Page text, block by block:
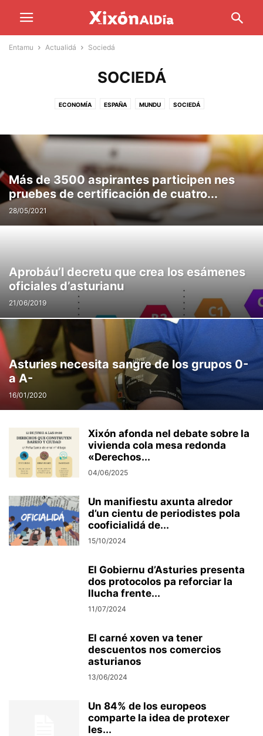
Entamu Actualidá Sociedá
SOCIEDÁ
ECONOMÍA ESPAÑA MUNDU SOCIEDÁ
Más de 3500 aspirantes participen nes
pruebes de certificación de cuatro...
28/05/2021
Aprobáu’l decretu que crea los esámenes
oficiales d’asturianu
21/06/2019
Asturies necesita sangre de los grupos 0-
a A-
16/01/2020
Xixón afonda nel debate sobre la
vivienda cola mesa redonda
«Derechos...
04/06/2025
Un manifiestu axunta alredor
d’un cientu de periodistes pola
cooficialidá de...
15/10/2024
El Gobiernu d’Asturies presenta
dos protocolos pa reforciar la
llucha frente...
11/07/2024
El carné xoven va tener
descuentos nos comercios
asturianos
13/06/2024
Un 84% de los europeos
comparte la idea de protexer
les...